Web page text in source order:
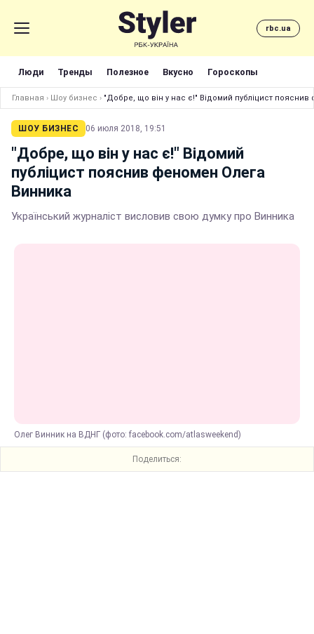
rbc.ua
Люди Тренды Полезное Вкусно Гороскопы
Главная › Шоу бизнес › "Добре, що він у нас є!" Відомий публіцист
ШОУ БИЗНЕС 06 июля 2018, 19:51
"Добре, що він у нас є!" Відомий
публіцист пояснив феномен Олега
Винника
Український журналіст висловив свою думку про Винника
Олег Винник на ВДНГ (фото: facebook.com/atlasweekend)
Поделиться: